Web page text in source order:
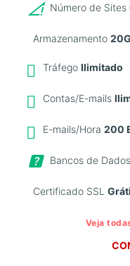
Número de Sites
Armazenamento
TráfegoIlimitado
Contas/E-mails
E-mails/Hora200
Bancos de
Certificado SSL
Veja